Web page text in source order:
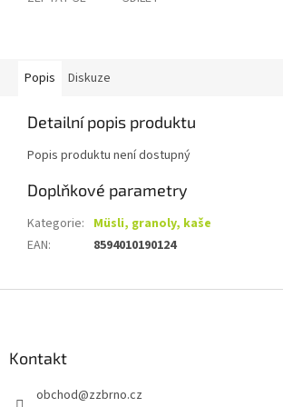
Popis Diskuze
Detailní popis produktu
Popis produktu není dostupný
Doplňkové parametry
Kategorie: Müsli, granoly, kaše
EAN: 8594010190124
Kontakt
obchod@zzbrno.cz